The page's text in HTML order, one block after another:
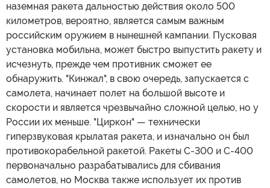
наземная ракета дальностью действия около 500
километров, вероятно, является самым важным
российским оружием в нынешней кампании. Пусковая
установка мобильна, может быстро выпустить ракету и
исчезнуть, прежде чем противник сможет ее
обнаружить. "Кинжал", в свою очередь, запускается с
самолета, начинает полет на большой высоте и
скорости и является чрезвычайно сложной целью, но у
России их меньше. "Циркон" — технически
гиперзвуковая крылатая ракета, и изначально он был
противокорабельной ракетой. Ракеты С-300 и С-400
первоначально разрабатывались для сбивания
самолетов, но Москва также использует их против